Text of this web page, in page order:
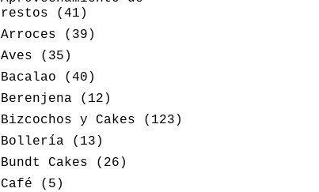
restos
(41)
Arroces
(39)
Aves
(35)
Bacalao
(40)
Berenjena
(12)
Bizcochos y Cakes
(123)
Bollería
(13)
Bundt Cakes
(26)
Café
(5)